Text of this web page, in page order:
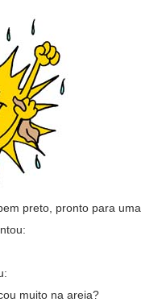
preto, pronto para uma
muito na areia?